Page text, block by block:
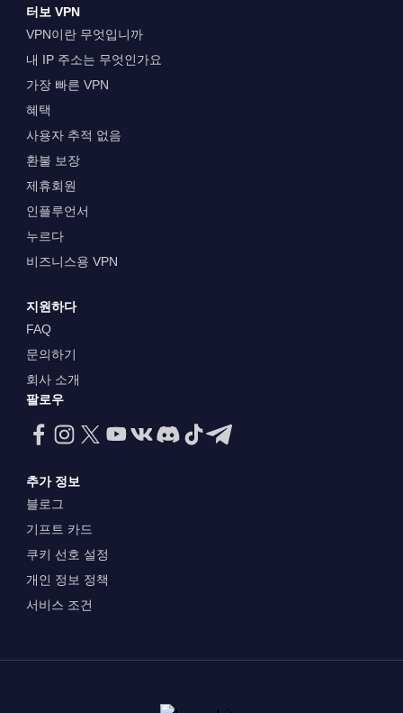
터보 VPN
VPN이란 무엇입니까
내 IP 주소는 무엇인가요
가장 빠른 VPN
혜택
사용자 추적 없음
환불 보장
제휴회원
인플루언서
누르다
비즈니스용 VPN
지원하다
FAQ
문의하기
회사 소개
팔로우
추가 정보
블로그
기프트 카드
쿠키 선호 설정
개인 정보 정책
서비스 조건